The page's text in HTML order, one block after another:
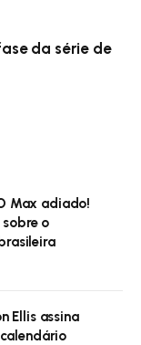
da série de
Max adiado!
o
Ellis assina